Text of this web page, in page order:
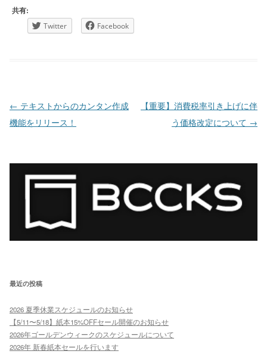
共有:
Twitter Facebook
投稿ナビゲーション
← テキストからのカンタン作成
機能をリリース！
【重要】消費税率引き上げに伴
う価格改定について →
最近の投稿
2026 夏季休業スケジュールのお知らせ
【5/11〜5/18】紙本15%OFFセール開催のお知らせ
2026年ゴールデンウィークのスケジュールについて
2026年 新春紙本セールを行います